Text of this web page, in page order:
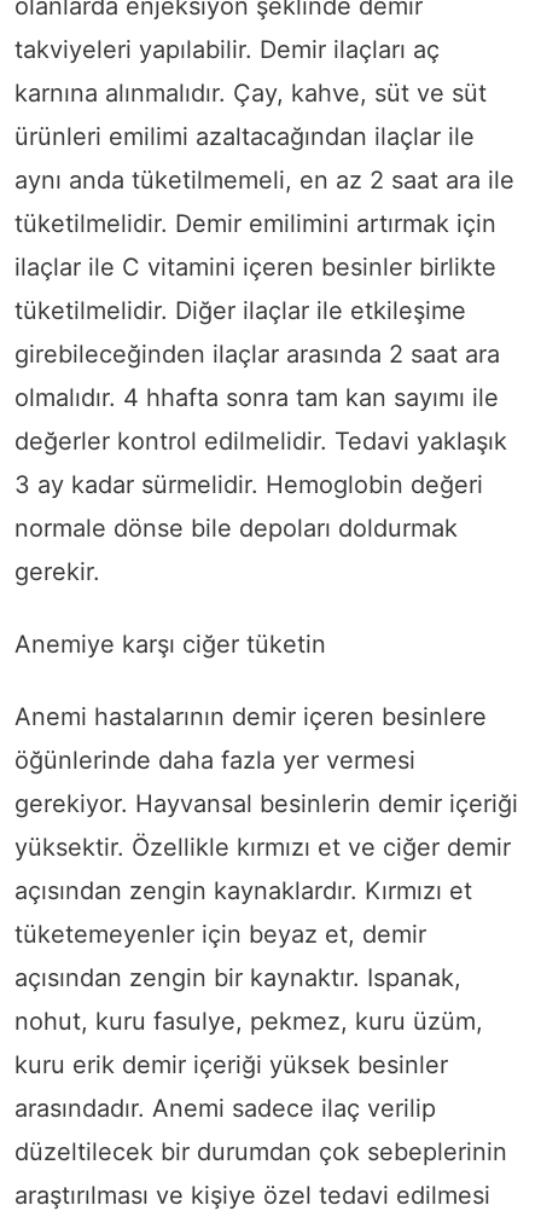
takviyeleri yapılabilir. Demir ilaçları aç
karnına alınmalıdır. Çay, kahve, süt ve süt
ürünleri emilimi azaltacağından ilaçlar ile
aynı anda tüketilmemeli, en az 2 saat ara ile
tüketilmelidir. Demir emilimini artırmak için
ilaçlar ile C vitamini içeren besinler birlikte
tüketilmelidir. Diğer ilaçlar ile etkileşime
girebileceğinden ilaçlar arasında 2 saat ara
olmalıdır. 4 hhafta sonra tam kan sayımı ile
değerler kontrol edilmelidir. Tedavi yaklaşık
3 ay kadar sürmelidir. Hemoglobin değeri
normale dönse bile depoları doldurmak
gerekir.
Anemiye karşı ciğer tüketin
Anemi hastalarının demir içeren besinlere
öğünlerinde daha fazla yer vermesi
gerekiyor. Hayvansal besinlerin demir içeriği
yüksektir. Özellikle kırmızı et ve ciğer demir
açısından zengin kaynaklardır. Kırmızı et
tüketemeyenler için beyaz et, demir
açısından zengin bir kaynaktır. Ispanak,
nohut, kuru fasulye, pekmez, kuru üzüm,
kuru erik demir içeriği yüksek besinler
arasındadır. Anemi sadece ilaç verilip
düzeltilecek bir durumdan çok sebeplerinin
araştırılması ve kişiye özel tedavi edilmesi